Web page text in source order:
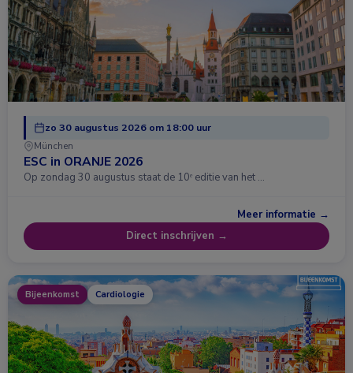
zo 30 augustus 2026 om 18:00 uur
München
ESC in ORANJE 2026
Op zondag 30 augustus staat de 10ᵉ editie van het …
Meer informatie →
Direct inschrijven →
Bijeenkomst Cardiologie